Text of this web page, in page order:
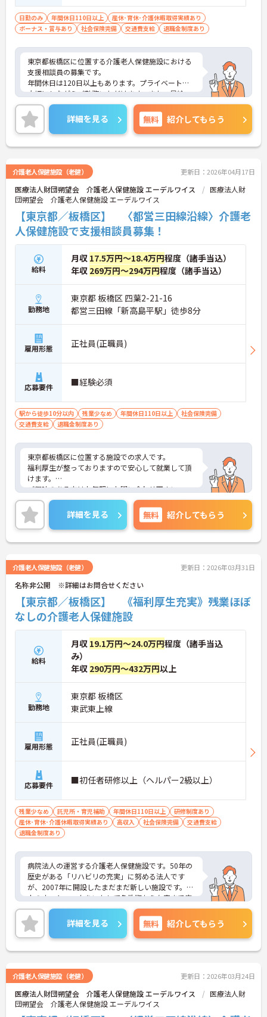
日勤のみ 年間休日110日以上
産休･育休･介護休暇取得実績あり
ボーナス・賞与あり
社会保険完備 交通費支給 退職金制度あり
東京都板橋区に位置する介護老人保健施設における
支援相談員の募集です。
年間休日は120日以上もあります。プライベートを
大切にしながらご勤務いただけます。また、昇給・
賞与制度があり、頑張りがきちんと評価される環境
です。モチベーションアップにつながります。
ご興味のある方には、面接対策ポイントなど、さら
に詳細をご案内しますのでお気軽にご相談くださ
い！
詳細を見る 無料 紹介してもらう
介護老人保健施設（老健） 更新日：2026年04月17日
医療法人財団朔望会 介護老人保健施設 エーデルワイス
医療法人財
団朔望会 介護老人保健施設 エーデルワイス
【東京都／板橋区】 〈都営三田線沿線〉介護老
人保健施設で支援相談員募集！
給料
月収 17.5万円～18.4万円程度（諸手当込）
年収 269万円～294万円程度（諸手当込）
勤務地
東京都 板橋区 四葉2-21-16
都営三田線「新高島平駅」徒歩8分
雇用形態 正社員(正職員)
応募要件 ■経験必須
駅から徒歩10分以内 残業少なめ 年間休日110日以上
社会保険完備
交通費支給
退職金制度あり
東京都板橋区に位置する施設での求人です。
福利厚生が整っておりますので安心して就業して頂
けます。
ご興味のある方はお気軽にお問い合わせ下さい。
詳細を見る 無料 紹介してもらう
介護老人保健施設（老健） 更新日：2026年03月31日
名称非公開 ※詳細はお問合せください
【東京都／板橋区】 《福利厚生充実》残業ほぼ
なしの介護老人保健施設
給料
月収 19.1万円～24.0万円程度（諸手当込
み）
年収 290万円～432万円以上
勤務地
東京都 板橋区
東武東上線
雇用形態 正社員(正職員)
応募要件 ■初任者研修以上（ヘルパー2級以上）
残業少なめ 託児所・育児補助 年間休日110日以上
研修制度あり
産休･育休･介護休暇取得実績あり
高収入 社会保険完備
交通費支給
退職金制度あり
病院法人の運営する介護老人保健施設です。50年の
歴史がある「リハビリの充実」に努める法人です
が、2007年に開設したまだまだ新しい施設です。法
人のネットワークをいかして急性期から在宅まで広
く医療を提供しています。業務に慣れるまで、プリ
セプター（指導者）が付きますので安心して就労が
出来ます。チームワークが良く、笑いが多い職場で
す。
ご興味のある方はぜひお気軽にお問い合わせくださ
詳細を見る 無料 紹介してもらう
介護老人保健施設（老健） 更新日：2026年03月24日
医療法人財団朔望会 介護老人保健施設 エーデルワイス
医療法人財
団朔望会 介護老人保健施設 エーデルワイス